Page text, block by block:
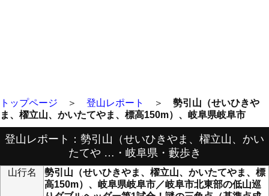
トップページ ＞ 登山レポート ＞ 勢引山（せいひきや
ま、櫂立山、かいたてやま、標高150m）、岐阜県岐阜市
登山レポート：勢引山（せいひきやま、櫂立山、かい
たてや …・岐阜県・藪歩き
山行名
勢引山（せいひきやま、櫂立山、かいたてやま、標
高150m）、岐阜県岐阜市／岐阜市北東部の低山巡